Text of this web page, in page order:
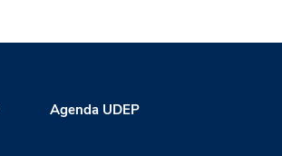
Agenda UDEP